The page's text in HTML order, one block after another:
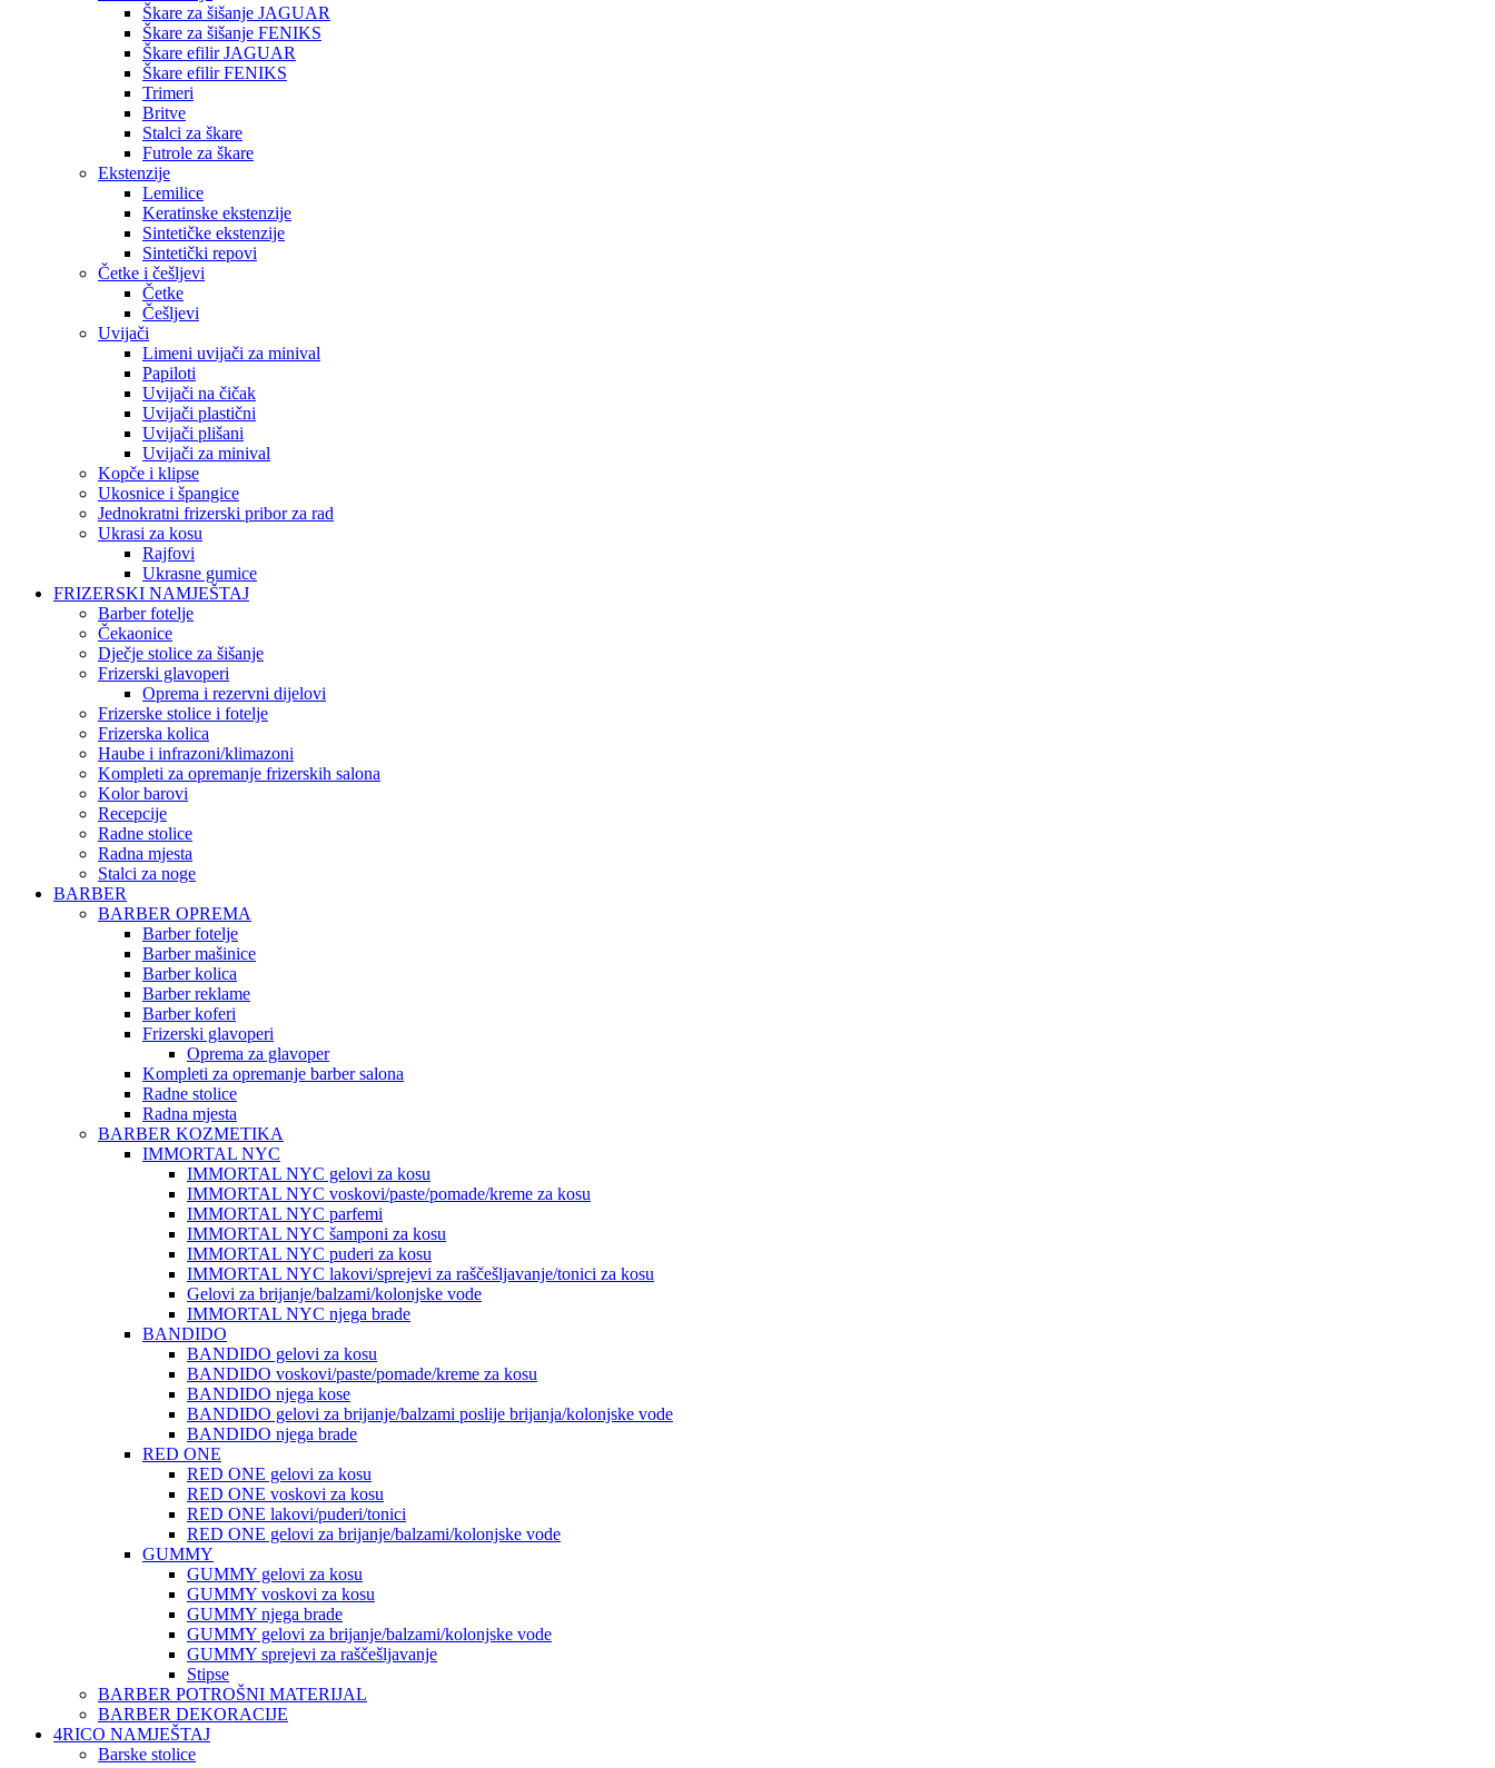
Škare za šišanje JAGUAR
Škare za šišanje FENIKS
Škare efilir JAGUAR
Škare efilir FENIKS
Trimeri
Britve
Stalci za škare
Futrole za škare
Ekstenzije
Lemilice
Keratinske ekstenzije
Sintetičke ekstenzije
Sintetički repovi
Četke i češljevi
Četke
Češljevi
Uvijači
Limeni uvijači za minival
Papiloti
Uvijači na čičak
Uvijači plastični
Uvijači plišani
Uvijači za minival
Kopče i klipse
Ukosnice i špangice
Jednokratni frizerski pribor za rad
Ukrasi za kosu
Rajfovi
Ukrasne gumice
FRIZERSKI NAMJEŠTAJ
Barber fotelje
Čekaonice
Dječje stolice za šišanje
Frizerski glavoperi
Oprema i rezervni dijelovi
Frizerske stolice i fotelje
Frizerska kolica
Haube i infrazoni/klimazoni
Kompleti za opremanje frizerskih salona
Kolor barovi
Recepcije
Radne stolice
Radna mjesta
Stalci za noge
BARBER
BARBER OPREMA
Barber fotelje
Barber mašinice
Barber kolica
Barber reklame
Barber koferi
Frizerski glavoperi
Oprema za glavoper
Kompleti za opremanje barber salona
Radne stolice
Radna mjesta
BARBER KOZMETIKA
IMMORTAL NYC
IMMORTAL NYC gelovi za kosu
IMMORTAL NYC voskovi/paste/pomade/kreme za kosu
IMMORTAL NYC parfemi
IMMORTAL NYC šamponi za kosu
IMMORTAL NYC puderi za kosu
IMMORTAL NYC lakovi/sprejevi za raščešljavanje/tonici za kosu
Gelovi za brijanje/balzami/kolonjske vode
IMMORTAL NYC njega brade
BANDIDO
BANDIDO gelovi za kosu
BANDIDO voskovi/paste/pomade/kreme za kosu
BANDIDO njega kose
BANDIDO gelovi za brijanje/balzami poslije brijanja/kolonjske vode
BANDIDO njega brade
RED ONE
RED ONE gelovi za kosu
RED ONE voskovi za kosu
RED ONE lakovi/puderi/tonici
RED ONE gelovi za brijanje/balzami/kolonjske vode
GUMMY
GUMMY gelovi za kosu
GUMMY voskovi za kosu
GUMMY njega brade
GUMMY gelovi za brijanje/balzami/kolonjske vode
GUMMY sprejevi za raščešljavanje
Stipse
BARBER POTROŠNI MATERIJAL
BARBER DEKORACIJE
4RICO NAMJEŠTAJ
Barske stolice